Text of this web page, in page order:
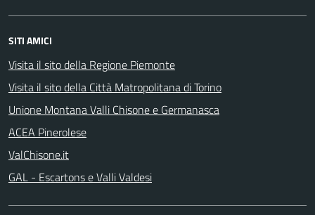
SITI AMICI
Visita il sito della Regione Piemonte
Visita il sito della Città Matropolitana di Torino
Unione Montana Valli Chisone e Germanasca
ACEA Pinerolese
ValChisone.it
GAL - Escartons e Valli Valdesi